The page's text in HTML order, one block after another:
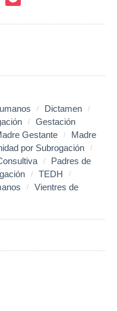
Dictamen
Gestación
Gestante
Madre
por Subrogación
Padres de
TEDH
Vientres de